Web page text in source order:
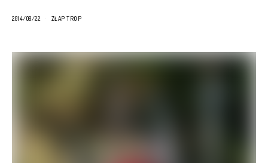
2014/08/22 ZŁAP TROP